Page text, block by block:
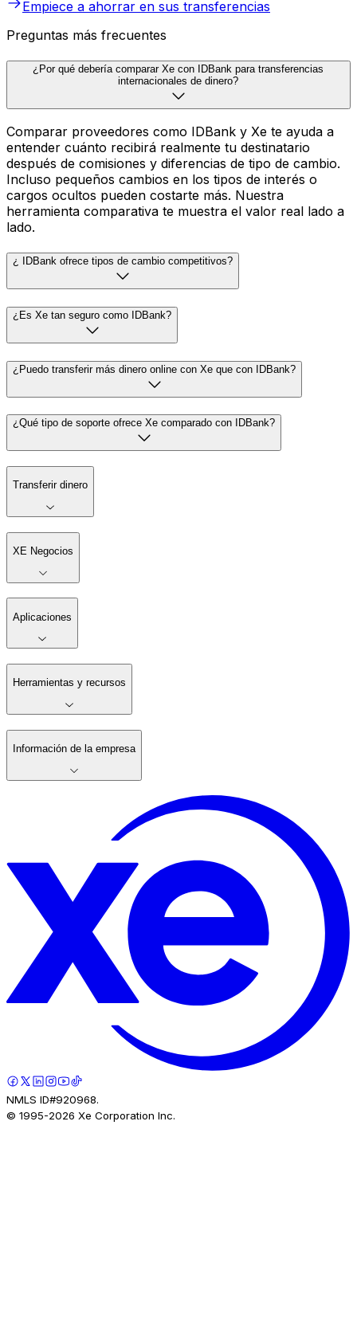
Empiece a ahorrar en sus transferencias
Preguntas más frecuentes
¿Por qué debería comparar Xe con IDBank para transferencias
internacionales de dinero?
Comparar proveedores como IDBank y Xe te ayuda a
entender cuánto recibirá realmente tu destinatario
después de comisiones y diferencias de tipo de cambio.
Incluso pequeños cambios en los tipos de interés o
cargos ocultos pueden costarte más. Nuestra
herramienta comparativa te muestra el valor real lado a
lado.
¿ IDBank ofrece tipos de cambio competitivos?
¿Es Xe tan seguro como IDBank?
¿Puedo transferir más dinero online con Xe que con IDBank?
¿Qué tipo de soporte ofrece Xe comparado con IDBank?
Transferir dinero
XE Negocios
Aplicaciones
Herramientas y recursos
Información de la empresa
NMLS ID#920968.
© 1995-2026 Xe Corporation Inc.